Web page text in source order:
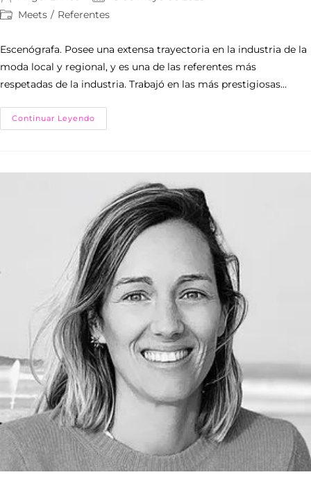
Meets / Referentes
Escenógrafa. Posee una extensa trayectoria en la industria de la
moda local y regional, y es una de las referentes más
respetadas de la industria. Trabajó en las más prestigiosas…
Continuar Leyendo